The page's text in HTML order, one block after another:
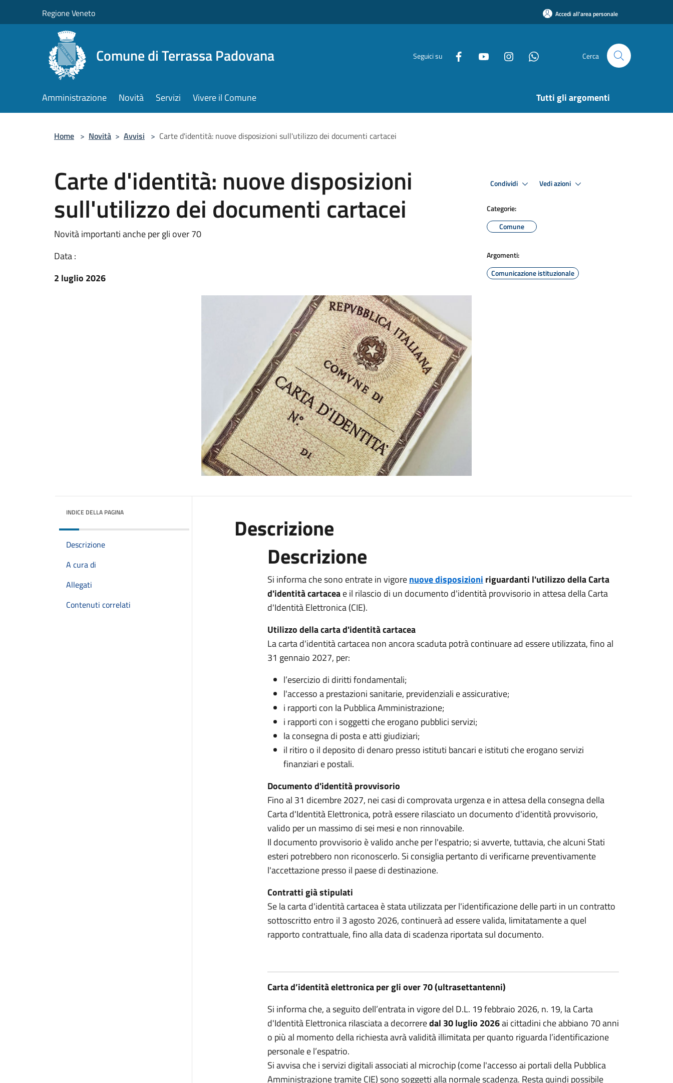
Regione Veneto Accedi all'area personale
Comune di Terrassa Padovana Seguici su Cerca
Amministrazione Novità Servizi Vivere il Comune Tutti gli argomenti
Home > Novità > Avvisi > Carte d'identità: nuove disposizioni sull'utilizzo dei documenti cartacei
Carte d'identità: nuove disposizioni
sull'utilizzo dei documenti cartacei
Novità importanti anche per gli over 70
Data :
2 luglio 2026
Condividi Vedi azioni
Categorie:
Comune
Argomenti:
Comunicazione istituzionale
INDICE DELLA PAGINA
Descrizione
A cura di
Allegati
Contenuti correlati
Descrizione
Descrizione
Si informa che sono entrate in vigorenuove disposizioni riguardanti l'utilizzo della Carta
d'identità cartaceae il rilascio di un documento d'identità provvisorio in attesa della Carta
d'Identità Elettronica (CIE).
Utilizzo della carta d'identità cartacea
La carta d'identità cartacea non ancora scaduta potrà continuare ad essere utilizzata, fino al
31 gennaio 2027, per:
l’esercizio di diritti fondamentali;
l'accesso a prestazioni sanitarie, previdenziali e assicurative;
i rapporti con la Pubblica Amministrazione;
i rapporti con i soggetti che erogano pubblici servizi;
la consegna di posta e atti giudiziari;
il ritiro o il deposito di denaro presso istituti bancari e istituti che erogano servizi
finanziari e postali.
Documento d'identità provvisorio
Fino al 31 dicembre 2027, nei casi di comprovata urgenza e in attesa della consegna della
Carta d'Identità Elettronica, potrà essere rilasciato un documento d'identità provvisorio,
valido per un massimo di sei mesi e non rinnovabile.
Il documento provvisorio è valido anche per l'espatrio; si avverte, tuttavia, che alcuni Stati
esteri potrebbero non riconoscerlo. Si consiglia pertanto di verificarne preventivamente
l'accettazione presso il paese di destinazione.
Contratti già stipulati
Se la carta d'identità cartacea è stata utilizzata per l'identificazione delle parti in un contratto
sottoscritto entro il 3 agosto 2026, continuerà ad essere valida, limitatamente a quel
rapporto contrattuale, fino alla data di scadenza riportata sul documento.
Carta d’identità elettronica per gli over 70 (ultrasettantenni)
Si informa che, a seguito dell’entrata in vigore del D.L. 19 febbraio 2026, n. 19, la Carta
d'Identità Elettronica rilasciata a decorreredal 30 luglio 2026ai cittadini che abbiano 70 anni
o più al momento della richiesta avrà validità illimitata per quanto riguarda l’identificazione
personale e l’espatrio.
Si avvisa che i servizi digitali associati al microchip (come l'accesso ai portali della Pubblica
Amministrazione tramite CIE) sono soggetti alla normale scadenza. Resta quindi possibile